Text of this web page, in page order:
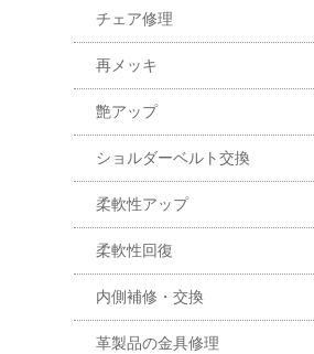
チェア修理
再メッキ
艶アップ
ショルダーベルト交換
柔軟性アップ
柔軟性回復
内側補修・交換
革製品の金具修理